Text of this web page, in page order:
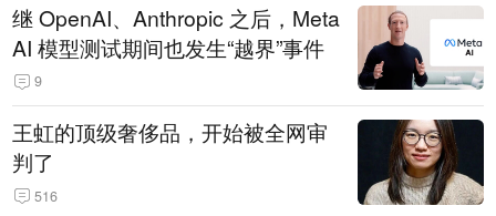
继 OpenAI、Anthropic 之后，Meta
AI 模型测试期间也发生“越界”事件
9
王虹的顶级奢侈品，开始被全网审
判了
516